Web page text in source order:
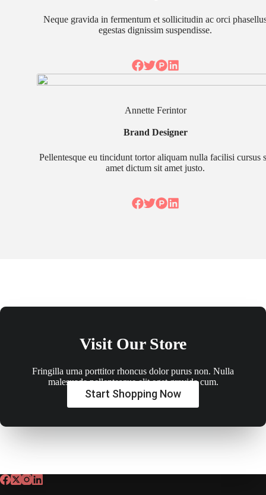
Neque gravida in fermentum et sollicitudin ac orci
egestas dignissim suspendisse.
Annette Ferintor
Brand Designer
Pellentesque eu tincidunt tortor aliquam nulla facilisi cursus
amet dictum sit amet justo.
Visit Our Store
Fringilla urna porttitor rhoncus dolor purus non. Nulla
malesuada pellentesque elit eget gravida cum.
Start Shopping Now